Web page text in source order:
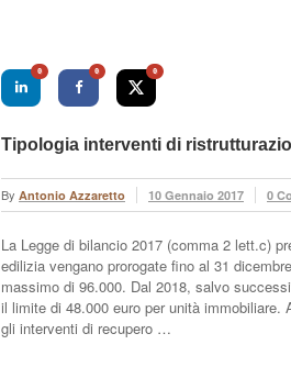
0 0 0
Tipologia interventi di
By Antonio Azzaretto 10 Gennaio 2017 0
La Legge di bilancio 2017 (comma 2 lett.c)
edilizia vengano prorogate fino al 31
massimo di 96.000. Dal 2018, salvo
il limite di 48.000 euro per unità immobiliare.
gli interventi di recupero …